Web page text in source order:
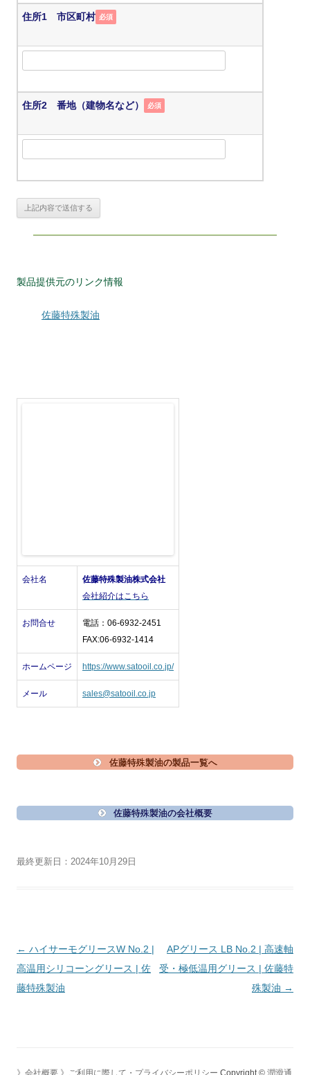
住所1 市区町村 必須
住所2 番地（建物名など） 必須
製品提供元のリンク情報
佐藤特殊製油
会社名
佐藤特殊製油株式会社
会社紹介はこちら
お問合せ
電話：06-6932-2451
FAX:06-6932-1414
ホームページ https://www.satooil.co.jp/
メール sales@satooil.co.jp
佐藤特殊製油の製品一覧へ
佐藤特殊製油の会社概要
最終更新日：2024年10月29日
投
稿
ナ
← ハイサーモグリースW No.2 |
高温用シリコーングリース | 佐
藤特殊製油
APグリース LB No.2 | 高速軸
受・極低温用グリース | 佐藤特
殊製油 →